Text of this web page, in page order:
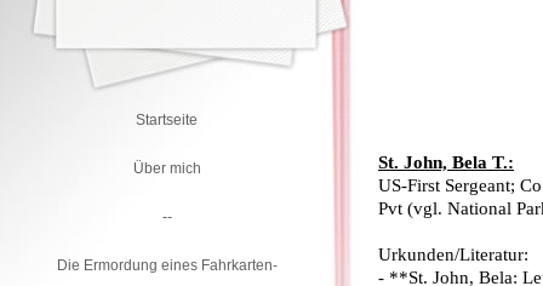
St. John, Bela T.:
US-First Sergeant;
Pvt (vgl. National
Urkunden/Literatur:
- **St. John, Bela:
Startseite
Über mich
--
Die Ermordung eines Fahrkarten-